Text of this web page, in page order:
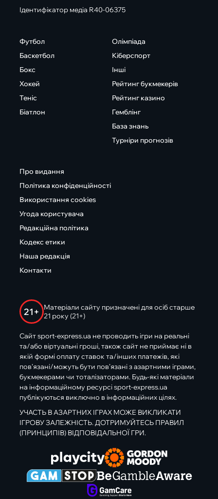
Ідентифікатор медіа R40-06375
Футбол
Баскетбол
Бокс
Хокей
Теніс
Біатлон
Олімпіада
Кіберспорт
Інші
Рейтинг букмекерів
Рейтинг казино
Гемблінг
База знань
Турніри прогнозів
Про видання
Політика конфіденційності
Використання cookies
Угода користувача
Редакційна політика
Кодекс етики
Наша редакція
Контакти
21+
Матеріали сайту призначені для осіб старше
21 року (21+)
Сайт sport-express.ua не проводить ігри на реальні
та/або віртуальні гроші, також сайт не приймає ні в
якій формі оплату ставок та/інших платежів, які
пов’язані/можуть бути пов’язані з азартними іграми,
букмекерами чи тоталізаторами. Будь-які матеріали
на інформаційному ресурсі sport-express.ua
публікуються виключно в інформаційних цілях.
УЧАСТЬ В АЗАРТНИХ ІГРАХ МОЖЕ ВИКЛИКАТИ
ІГРОВУ ЗАЛЕЖНІСТЬ. ДОТРИМУЙТЕСЬ ПРАВИЛ
(ПРИНЦИПІВ) ВІДПОВІДАЛЬНОЇ ГРИ.